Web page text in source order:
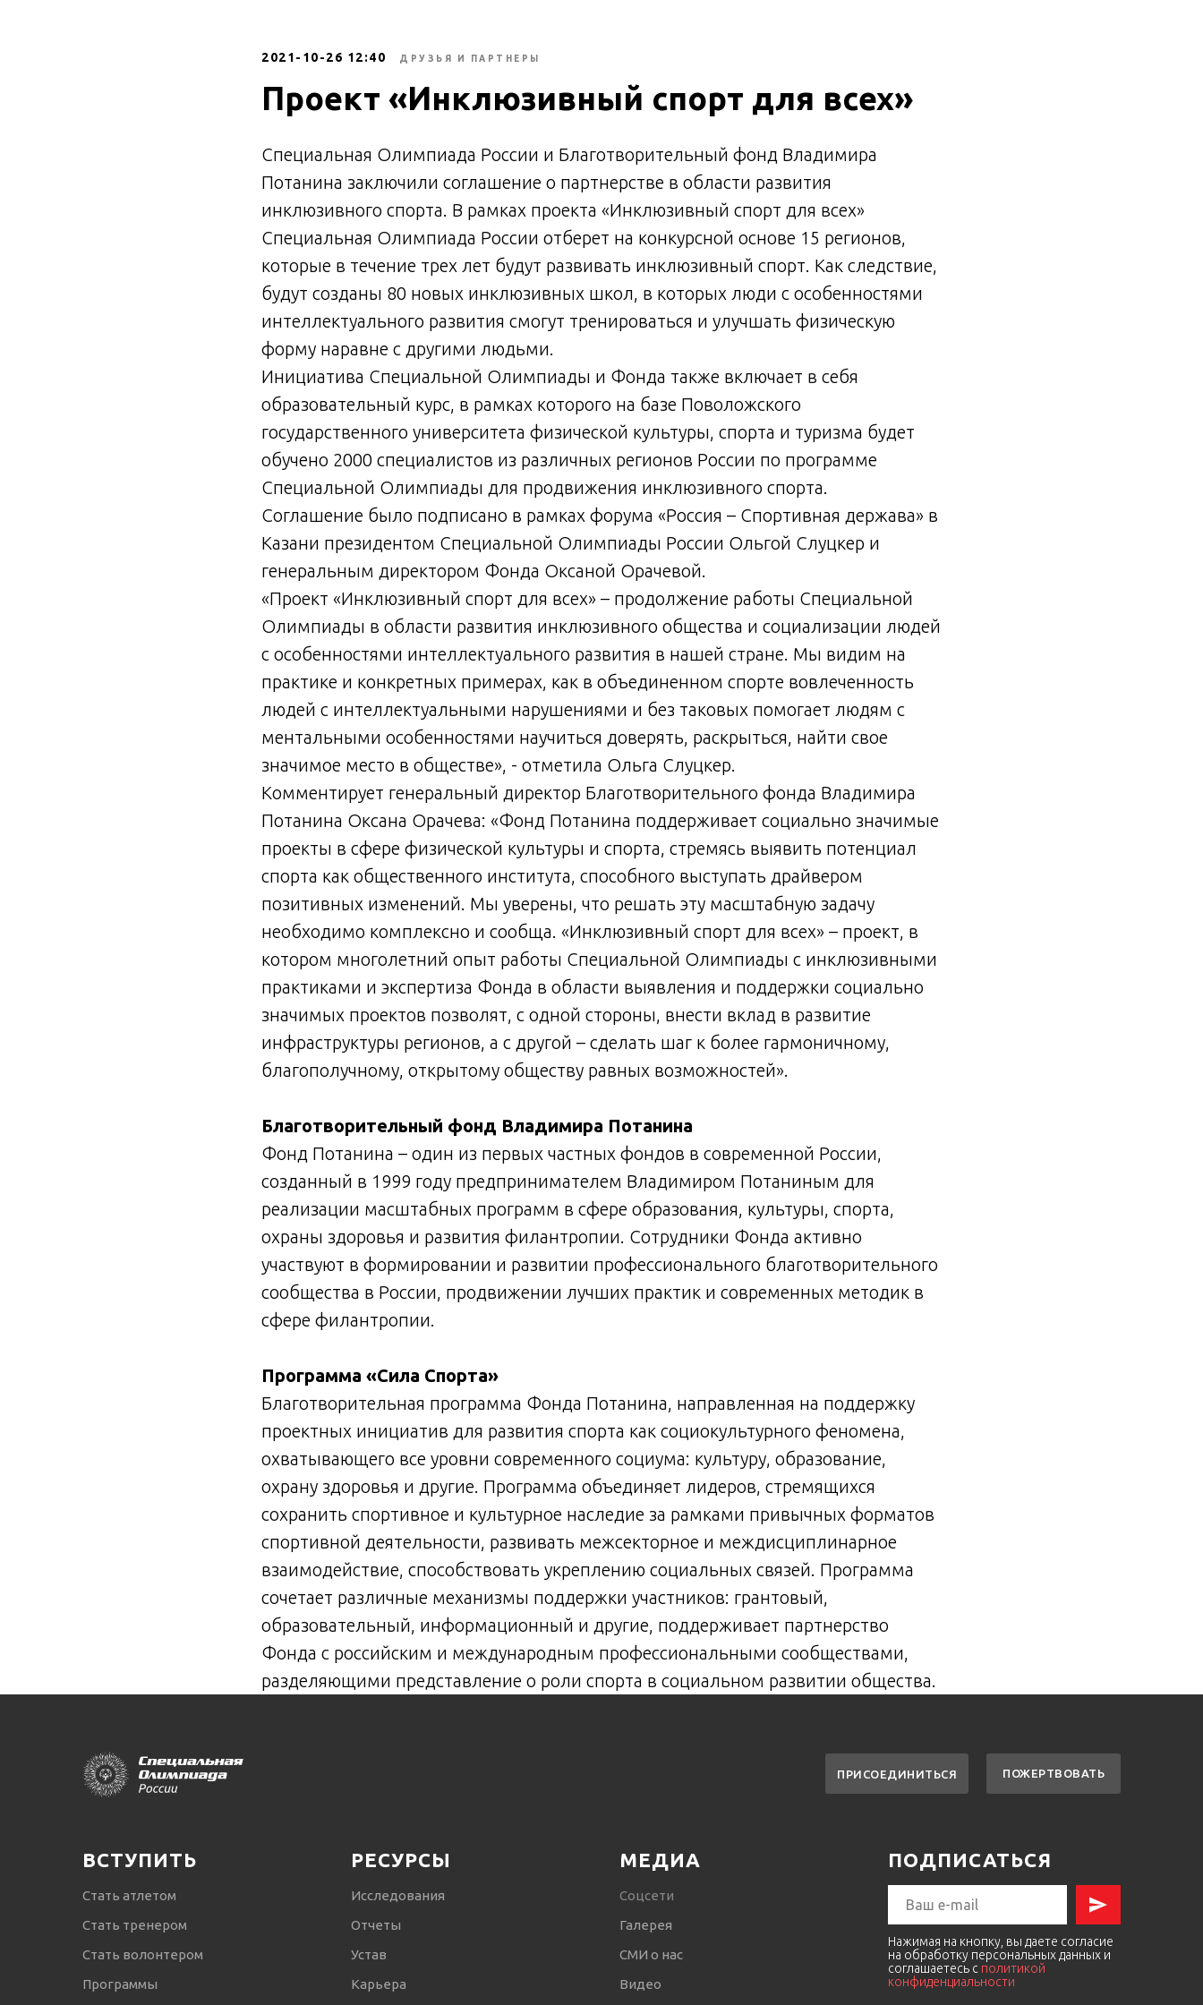
2021-10-26 12:40 ДРУЗЬЯ И ПАРТНЕРЫ
Проект «Инклюзивный спорт для всех»
Специальная Олимпиада России и Благотворительный фонд Владимира
Потанина заключили соглашение о партнерстве в области развития
инклюзивного спорта. В рамках проекта «Инклюзивный спорт для всех»
Специальная Олимпиада России отберет на конкурсной основе 15 регионов,
которые в течение трех лет будут развивать инклюзивный спорт. Как следствие,
будут созданы 80 новых инклюзивных школ, в которых люди с особенностями
интеллектуального развития смогут тренироваться и улучшать физическую
форму наравне с другими людьми.
Инициатива Специальной Олимпиады и Фонда также включает в себя
образовательный курс, в рамках которого на базе Поволожского
государственного университета физической культуры, спорта и туризма будет
обучено 2000 специалистов из различных регионов России по программе
Специальной Олимпиады для продвижения инклюзивного спорта.
Соглашение было подписано в рамках форума «Россия – Спортивная держава» в
Казани президентом Специальной Олимпиады России Ольгой Слуцкер и
генеральным директором Фонда Оксаной Орачевой.
«Проект «Инклюзивный спорт для всех» – продолжение работы Специальной
Олимпиады в области развития инклюзивного общества и социализации людей
с особенностями интеллектуального развития в нашей стране. Мы видим на
практике и конкретных примерах, как в объединенном спорте вовлеченность
людей с интеллектуальными нарушениями и без таковых помогает людям с
ментальными особенностями научиться доверять, раскрыться, найти свое
значимое место в обществе», - отметила Ольга Слуцкер.
Комментирует генеральный директор Благотворительного фонда Владимира
Потанина Оксана Орачева: «Фонд Потанина поддерживает социально значимые
проекты в сфере физической культуры и спорта, стремясь выявить потенциал
спорта как общественного института, способного выступать драйвером
позитивных изменений. Мы уверены, что решать эту масштабную задачу
необходимо комплексно и сообща. «Инклюзивный спорт для всех» – проект, в
котором многолетний опыт работы Специальной Олимпиады с инклюзивными
практиками и экспертиза Фонда в области выявления и поддержки социально
значимых проектов позволят, с одной стороны, внести вклад в развитие
инфраструктуры регионов, а с другой – сделать шаг к более гармоничному,
благополучному, открытому обществу равных возможностей».
Благотворительный фонд Владимира Потанина
Фонд Потанина – один из первых частных фондов в современной России,
созданный в 1999 году предпринимателем Владимиром Потаниным для
реализации масштабных программ в сфере образования, культуры, спорта,
охраны здоровья и развития филантропии. Сотрудники Фонда активно
участвуют в формировании и развитии профессионального благотворительного
сообщества в России, продвижении лучших практик и современных методик в
сфере филантропии.
Программа «Сила Спорта»
Благотворительная программа Фонда Потанина, направленная на поддержку
проектных инициатив для развития спорта как социокультурного феномена,
охватывающего все уровни современного социума: культуру, образование,
охрану здоровья и другие. Программа объединяет лидеров, стремящихся
сохранить спортивное и культурное наследие за рамками привычных форматов
спортивной деятельности, развивать межсекторное и междисциплинарное
взаимодействие, способствовать укреплению социальных связей. Программа
сочетает различные механизмы поддержки участников: грантовый,
образовательный, информационный и другие, поддерживает партнерство
Фонда с российским и международным профессиональными сообществами,
разделяющими представление о роли спорта в социальном развитии общества.
ПРИСОЕДИНИТЬСЯ ПОЖЕРТВОВАТЬ
ВСТУПИТЬ
Стать атлетом
Стать тренером
Стать волонтером
Программы
РЕСУРСЫ
Исследования
Отчеты
Устав
Карьера
МЕДИА
Соцсети
Галерея
СМИ о нас
Видео
ПОДПИСАТЬСЯ
Нажимая на кнопку, вы даете согласие
на обработку персональных данных и
соглашаетесь c политикой
конфиденциальности